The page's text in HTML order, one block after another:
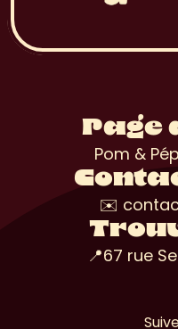
Page
Pom &
✉️
📍67 rue